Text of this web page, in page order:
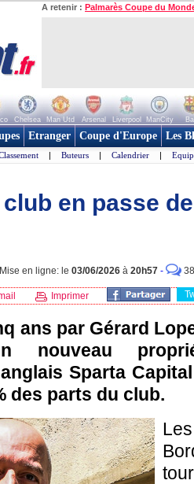
A retenir : Palmarès Coupe du
Chelsea Man Utd Arsenal Liverpool ManCity
Etranger Coupe d'Europe Les
| Buteurs | Calendrier |
en passe
en ligne: le 03/06/2026 à 20h57 - 38
Imprimer
ans par Gérard
nouveau
Sparta
des parts du club.